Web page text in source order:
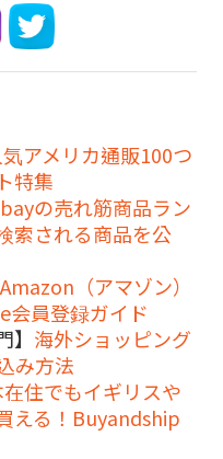
気アメリカ通販100つ
特集
の売れ筋商品ラン
索される商品を公
Amazon（アマゾン）
会員登録ガイド
海外ショッピング
み方法
在住でもイギリスや
える！Buyandship